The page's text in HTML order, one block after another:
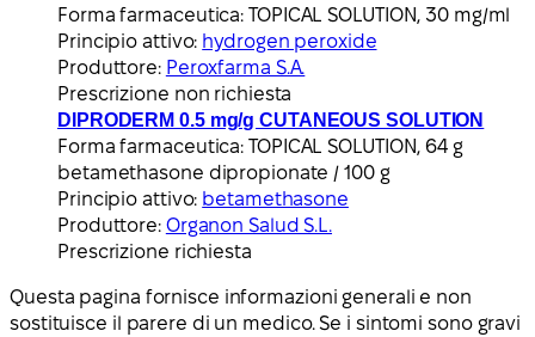
Forma farmaceutica: TOPICAL SOLUTION, 30 mg/ml
Principio attivo: hydrogen peroxide
Produttore: Peroxfarma S.A.
Prescrizione non richiesta
DIPRODERM 0.5 mg/g CUTANEOUS SOLUTION
Forma farmaceutica: TOPICAL SOLUTION, 64 g
betamethasone dipropionate / 100 g
Principio attivo: betamethasone
Produttore: Organon Salud S.L.
Prescrizione richiesta
Questa pagina fornisce informazioni generali e non
sostituisce il parere di un medico. Se i sintomi sono gravi